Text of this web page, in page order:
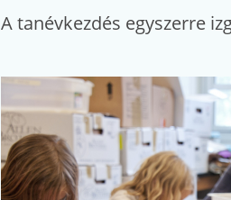
A tanévkezdés egyszerre